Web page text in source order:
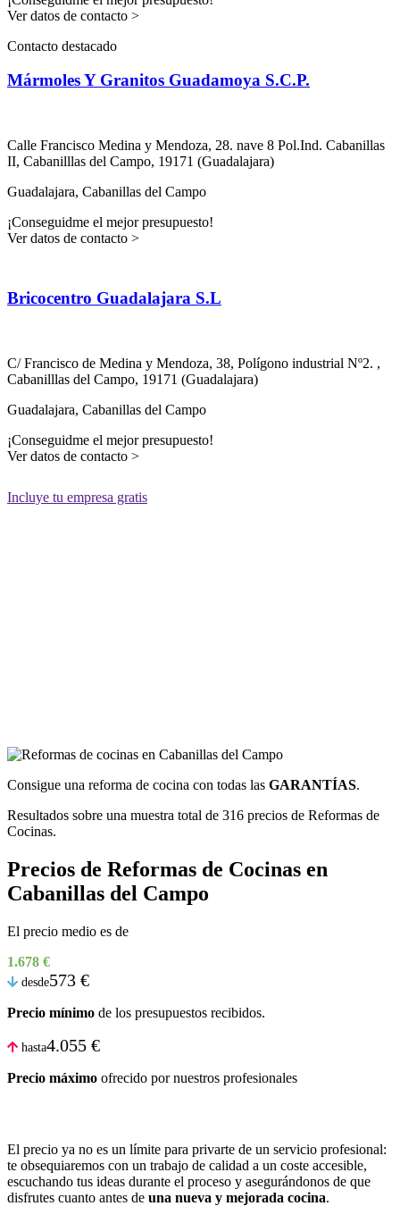
Ver datos de contacto >
Contacto destacado
Mármoles Y Granitos Guadamoya S.C.P.
Calle Francisco Medina y Mendoza, 28. nave 8 Pol.Ind. Cabanillas
II, Cabanilllas del Campo, 19171 (Guadalajara)
Guadalajara, Cabanillas del Campo
¡Conseguidme el mejor presupuesto!
Ver datos de contacto >
Bricocentro Guadalajara S.L
C/ Francisco de Medina y Mendoza, 38, Polígono industrial Nº2. ,
Cabanilllas del Campo, 19171 (Guadalajara)
Guadalajara, Cabanillas del Campo
¡Conseguidme el mejor presupuesto!
Ver datos de contacto >
Incluye tu empresa gratis
Consigue una reforma de cocina con todas las GARANTÍAS.
Resultados sobre una muestra total de 316 precios de Reformas de
Cocinas.
Precios de Reformas de Cocinas en
Cabanillas del Campo
El precio medio es de
1.678 €
desde573 €
Precio mínimo de los presupuestos recibidos.
hasta4.055 €
Precio máximo ofrecido por nuestros profesionales
El precio ya no es un límite para privarte de un servicio profesional:
te obsequiaremos con un trabajo de calidad a un coste accesible,
escuchando tus ideas durante el proceso y asegurándonos de que
disfrutes cuanto antes de una nueva y mejorada cocina.